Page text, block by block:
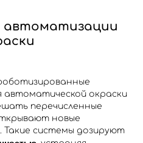
автоматической окраски
перечисленные
новые
Такие системы дозируют